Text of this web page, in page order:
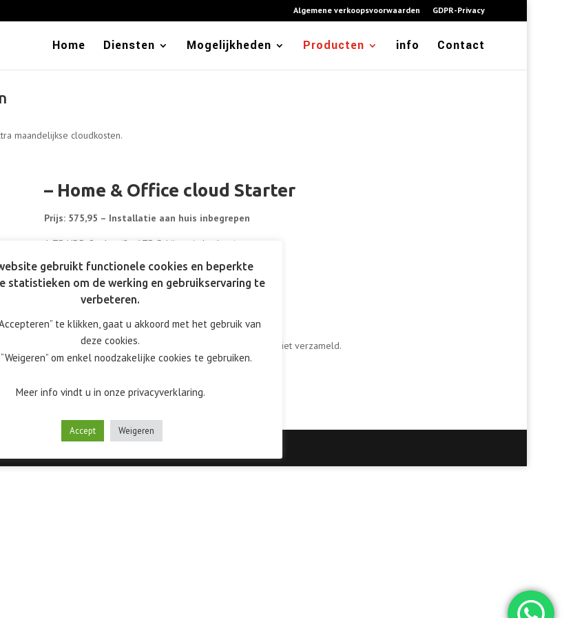
Algemene verkoopsvoorwaarden GDPR-Privacy
Home Diensten Mogelijkheden Producten info Contact
maandelijkse cloudkosten.
– Home & Office cloud Starter
Prijs: 575,95 – Installatie aan huis inbegrepen
1 TB HDD Opslag (2x 1TB Schijven in back-up)
Ideaal voor foto’s & documenten
Bijhorende apps voor Android en Apple
Aanpasbaar aan gebruikersnoden.
100% privé: Jouw data blijft veilig binnenshuis en wordt niet verzameld.
gebruikt functionele cookies en beperkte
statistieken om de werking en gebruikservaring te
verbeteren.
te klikken, gaat u akkoord met het gebruik van
deze cookies.
om enkel noodzakelijke cookies te gebruiken.
Meer info vindt u in onze privacyverklaring.
Accept Weigeren